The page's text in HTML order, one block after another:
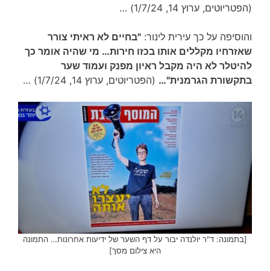
(הפטריוטים, ערוץ 14, 1/7/24) …
והוסיפה על כך עירית לינור: "בחיים לא ראיתי צורר
שאזרחיו מקללים אותו בכזו חירות… מי שהיה אומר כך
להיטלר לא היה מקבל ראיון מפנק ועמוד שער
בתקשורת הגרמנית"… (הפטריוטים, ערוץ 14, 1/7/24) …
[בתמונה: ד"ר יולנדה יבור על דף השער של ידיעות אחרונות… התמונה
היא צילום מסך]